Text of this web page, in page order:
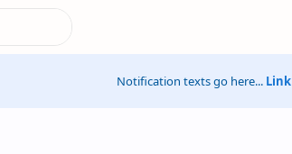
Notification texts go here... Link